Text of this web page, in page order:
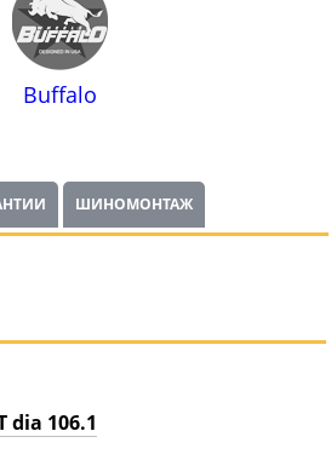
Buffalo
ШИНОМОНТАЖ
dia 106.1